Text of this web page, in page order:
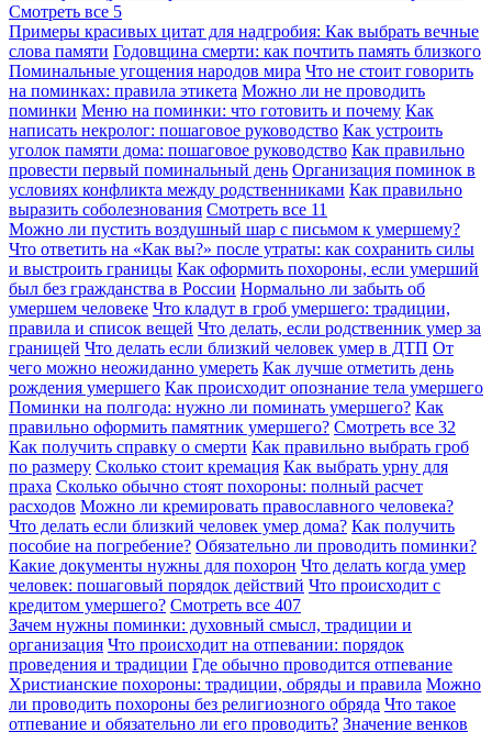
Смотреть все 5
Примеры красивых цитат для надгробия: Как выбрать вечные
слова памяти Годовщина смерти: как почтить память близкого
Поминальные угощения народов мира Что не стоит говорить
на поминках: правила этикета Можно ли не проводить
поминки Меню на поминки: что готовить и почему Как
написать некролог: пошаговое руководство Как устроить
уголок памяти дома: пошаговое руководство Как правильно
провести первый поминальный день Организация поминок в
условиях конфликта между родственниками Как правильно
выразить соболезнования Смотреть все 11
Можно ли пустить воздушный шар с письмом к умершему?
Что ответить на «Как вы?» после утраты: как сохранить силы
и выстроить границы Как оформить похороны, если умерший
был без гражданства в России Нормально ли забыть об
умершем человеке Что кладут в гроб умершего: традиции,
правила и список вещей Что делать, если родственник умер за
границей Что делать если близкий человек умер в ДТП От
чего можно неожиданно умереть Как лучше отметить день
рождения умершего Как происходит опознание тела умершего
Поминки на полгода: нужно ли поминать умершего? Как
правильно оформить памятник умершего? Смотреть все 32
Как получить справку о смерти Как правильно выбрать гроб
по размеру Сколько стоит кремация Как выбрать урну для
праха Сколько обычно стоят похороны: полный расчет
расходов Можно ли кремировать православного человека?
Что делать если близкий человек умер дома? Как получить
пособие на погребение? Обязательно ли проводить поминки?
Какие документы нужны для похорон Что делать когда умер
человек: пошаговый порядок действий Что происходит с
кредитом умершего? Смотреть все 407
Зачем нужны поминки: духовный смысл, традиции и
организация Что происходит на отпевании: порядок
проведения и традиции Где обычно проводится отпевание
Христианские похороны: традиции, обряды и правила Можно
ли проводить похороны без религиозного обряда Что такое
отпевание и обязательно ли его проводить? Значение венков